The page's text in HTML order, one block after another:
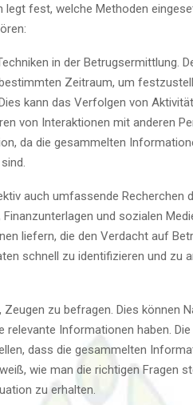
legt fest, welche Methoden
in der Betrugsermittlung.
Zeitraum, um
kann das Verfolgen von
von Interaktionen mit anderen
da die gesammelten
auch umfassende Recherchen
und sozialen
liefern, die den Verdacht auf
schnell zu identifizieren und zu
zu befragen. Dies können
Informationen haben.
dass die gesammelten
wie man die richtigen Fragen
zu erhalten.